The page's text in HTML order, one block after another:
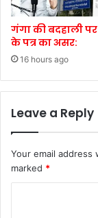
गंगा की बदहाली
के पत्र का असर:
16 hours ago
Leave a Reply
Your email address
marked *